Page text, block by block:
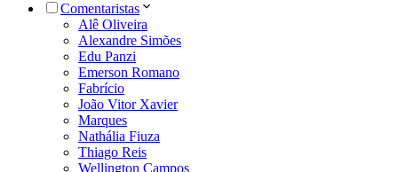
Comentaristas
Alê Oliveira
Alexandre Simões
Edu Panzi
Emerson Romano
Fabrício
João Vitor Xavier
Marques
Nathália Fiuza
Thiago Reis
Wellington Campos